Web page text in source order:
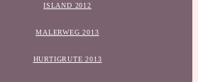
ISLAND 2012
MALERWEG 2013
HURTIGRUTE 2013